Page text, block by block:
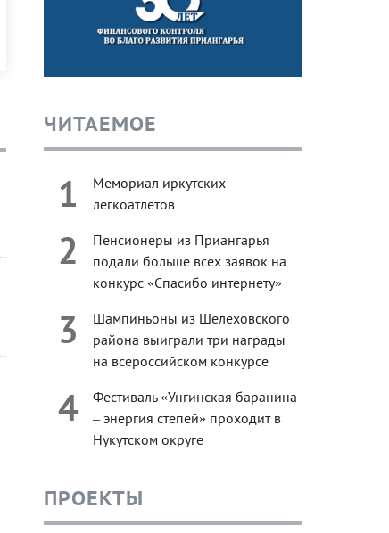
ЧИТАЕМОЕ
1
Мемориал иркутских
легкоатлетов
2
Пенсионеры из Приангарья
подали больше всех заявок на
конкурс «Спасибо интернету»
3
Шампиньоны из Шелеховского
района выиграли три награды
на всероссийском конкурсе
4
Фестиваль «Унгинская баранина
– энергия степей» проходит в
Нукутском округе
ПРОЕКТЫ